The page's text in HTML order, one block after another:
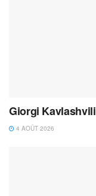
Giorgi Kavlashvili
4 AOÛT 2026